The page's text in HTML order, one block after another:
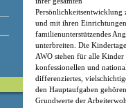
Persönlichkeitsentwicklung
und mit ihren
familienunterstützendes
unterbreiten. Die
AWO stehen für alle Kinder
konfessionellen und
differenziertes,
den Hauptaufgaben
Grundwerte der